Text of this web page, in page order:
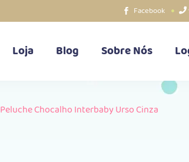
Facebook
Loja Blog Sobre Nós
Peluche Chocalho Interbaby Urso Cinza